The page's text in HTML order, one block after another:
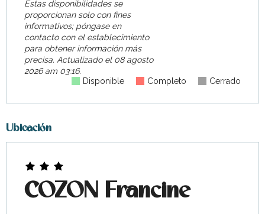
Estas disponibilidades se
proporcionan solo con fines
informativos; póngase en
contacto con el establecimiento
para obtener información más
precisa. Actualizado el08 agosto
2026 am 03:16.
Disponible
Completo Cerrado
Ubicación
COZON Francine